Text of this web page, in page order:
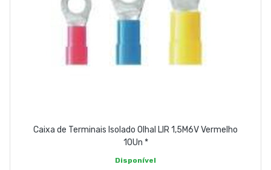
Caixa de Terminais Isolado Olhal LIR 1,5M6V Vermelho
10Un *
Disponível